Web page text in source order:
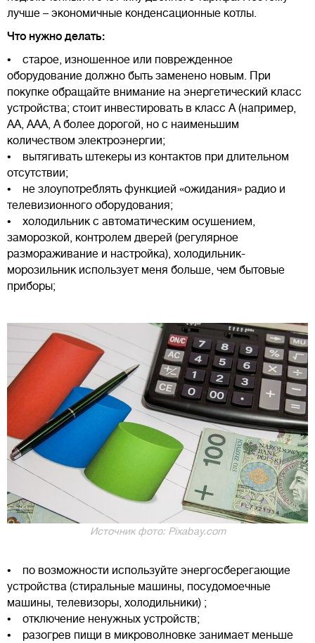
лучше – экономичные конденсационные котлы.
Что нужно делать:
• старое, изношенное или поврежденное
оборудование должно быть заменено новым. При
покупке обращайте внимание на энергетический класс
устройства; стоит инвестировать в класс A (например,
AA, AAA, A более дорогой, но с наименьшим
количеством электроэнергии;
• вытягивать штекеры из контактов при длительном
отсутствии;
• не злоупотреблять функцией «ожидания» радио и
телевизионного оборудования;
• холодильник с автоматическим осушением,
заморозкой, контролем дверей (регулярное
размораживание и настройка), холодильник-
морозильник использует меня больше, чем бытовые
приборы;
Источник фото: Pixabay.com
• по возможности используйте энергосберегающие
устройства (стиральные машины, посудомоечные
машины, телевизоры, холодильники) ;
• отключение ненужных устройств;
• разогрев пищи в микроволновке занимает меньше